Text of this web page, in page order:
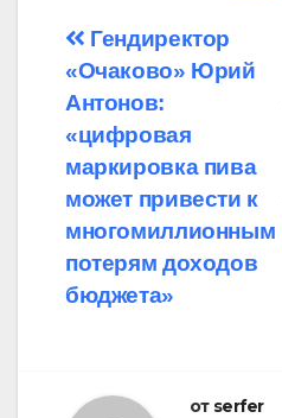
Навигация
по
записям
Гендиректор
«Очаково» Юрий
Антонов:
«цифровая
маркировка пива
может привести к
многомиллионным
потерям доходов
бюджета»
от serfer